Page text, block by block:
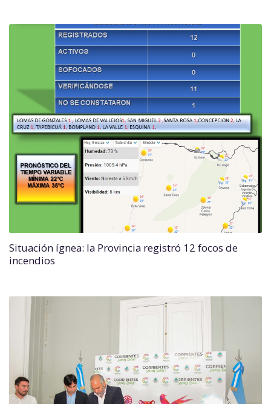
Situación ígnea: la Provincia registró 12 focos de
incendios